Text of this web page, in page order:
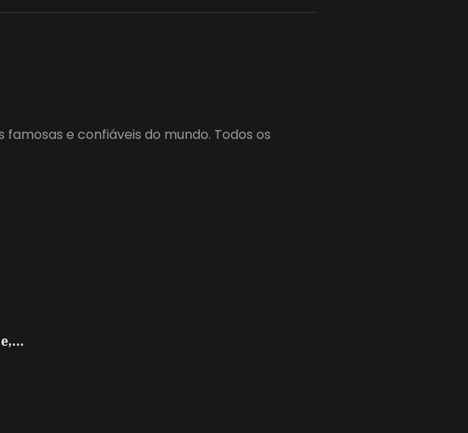
e confiáveis do mundo. Todos os